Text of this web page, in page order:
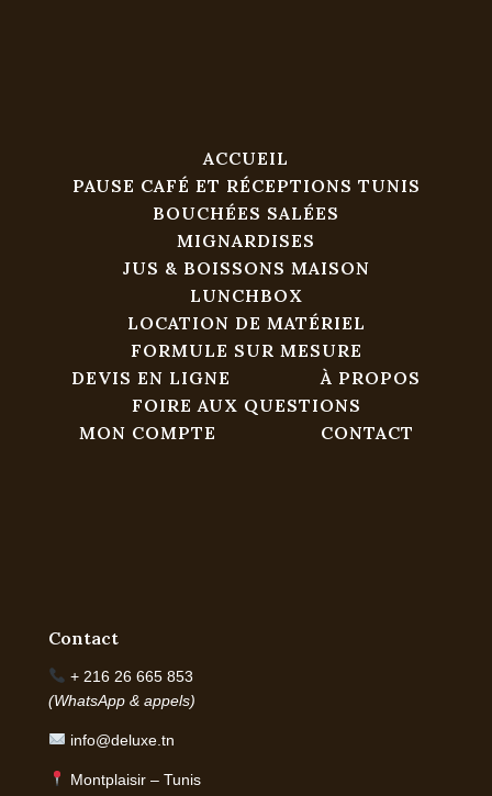
ACCUEIL
PAUSE CAFÉ ET RÉCEPTIONS TUNIS
BOUCHÉES SALÉES
MIGNARDISES
JUS & BOISSONS MAISON
LUNCHBOX
LOCATION DE MATÉRIEL
FORMULE SUR MESURE
DEVIS EN LIGNE
À PROPOS
FOIRE AUX QUESTIONS
MON COMPTE
CONTACT
Contact
+ 216 26 665 853
(WhatsApp & appels)
info@deluxe.tn
Montplaisir – Tunis